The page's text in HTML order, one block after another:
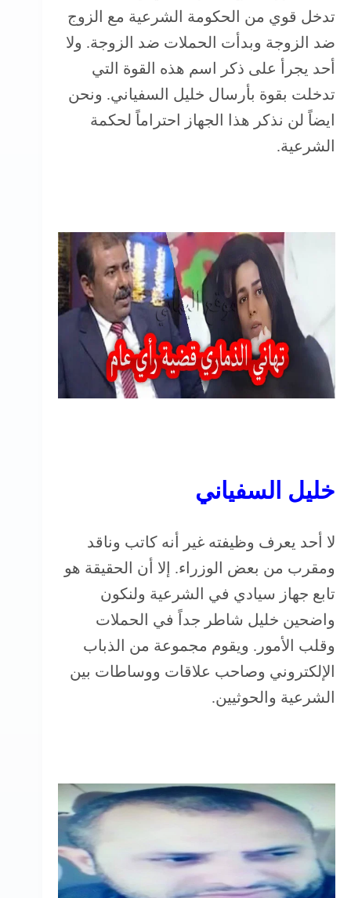
تدخل قوي من الحكومة الشرعية مع الزوج
ضد الزوجة وبدأت الحملات ضد الزوجة. ولا
أحد يجرأ على ذكر اسم هذه القوة التي
تدخلت بقوة بأرسال خليل السفياني. ونحن
ايضاً لن نذكر هذا الجهاز احتراماً لحكمة
الشرعية.
خليل السفياني
لا أحد يعرف وظيفته غير أنه كاتب وناقد
ومقرب من بعض الوزراء. إلا أن الحقيقة هو
تابع جهاز سيادي في الشرعية ولنكون
واضحين خليل شاطر جداً في الحملات
وقلب الأمور. ويقوم مجموعة من الذباب
الإلكتروني وصاحب علاقات ووساطات بين
الشرعية والحوثيين.